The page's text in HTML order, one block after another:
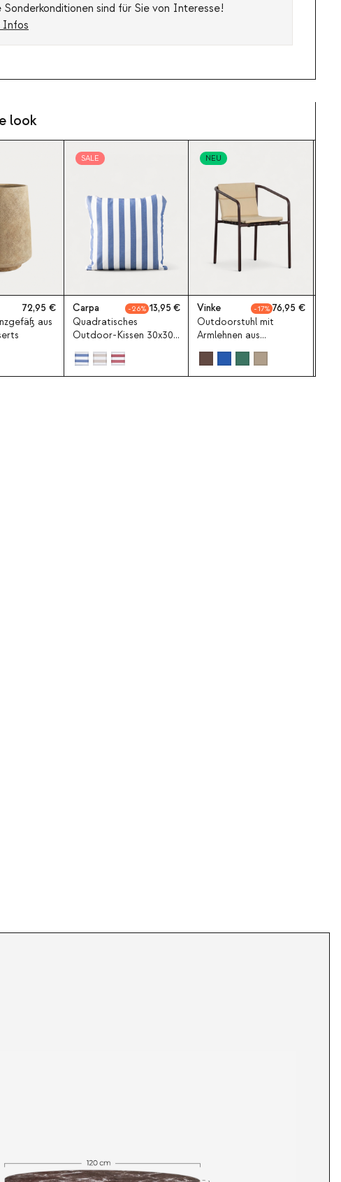
Sonderkonditionen sind für Sie von Interesse!
Infos
look
72,95
aus
SALE
Carpa 26
13,95
Quadratisches
Outdoor-Kissen 30x30
cm aus Stoff Carpa
NEU
Vinke 17
76,95
Outdoorstuhl mit
Armlehnen aus
Aluminium und Stoff